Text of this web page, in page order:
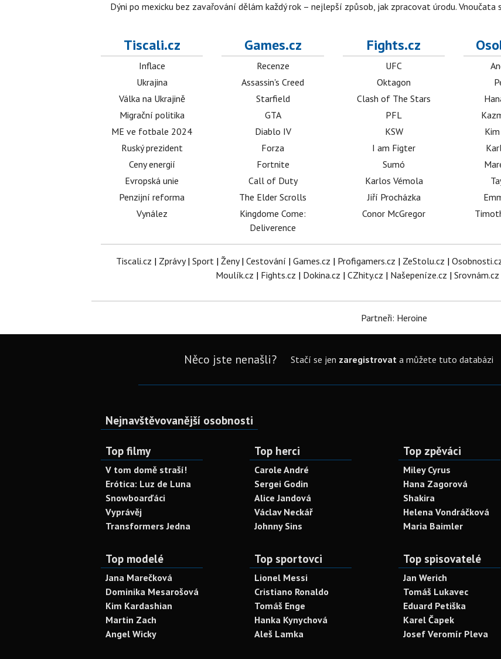
Dýni po mexicku bez zavařování dělám každý rok – nejlepší způsob, jak zpracovat úrodu. Vnoučata
Tiscali.cz
Inflace
Ukrajina
Válka na Ukrajině
Migrační politika
ME ve fotbale 2024
Ruský prezident
Ceny energií
Evropská unie
Penzijní reforma
Vynález
Games.cz
Recenze
Assassin's Creed
Starfield
GTA
Diablo IV
Forza
Fortnite
Call of Duty
The Elder Scrolls
Kingdome Come:
Deliverence
Fights.cz
UFC
Oktagon
Clash of The Stars
PFL
KSW
I am Figter
Sumó
Karlos Vémola
Jiří Procházka
Conor McGregor
Tiscali.cz | Zprávy| Sport| Ženy| Cestování | Games.cz | Profigamers.cz | ZeStolu.cz |
Moulík.cz | Fights.cz | Dokina.cz | CZhity.cz | Našepeníze.cz | Srovnám.cz
Partneři: Heroine
Něco jste nenašli? Stačí se jen zaregistrovata můžete tuto databázi
Nejnavštěvovanější osobnosti
Top filmy
V tom domě straší!
Erótica: Luz de Luna
Snowboarďáci
Vyprávěj
Transformers Jedna
Top herci
Carole André
Sergei Godin
Alice Jandová
Václav Neckář
Johnny Sins
Top zpěváci
Miley Cyrus
Hana Zagorová
Shakira
Helena Vondráčková
Maria Baimler
Top modelé
Jana Marečková
Dominika Mesarošová
Kim Kardashian
Martin Zach
Angel Wicky
Top sportovci
Lionel Messi
Cristiano Ronaldo
Tomáš Enge
Hanka Kynychová
Aleš Lamka
Top spisovatelé
Jan Werich
Tomáš Lukavec
Eduard Petiška
Karel Čapek
Josef Veromír Pleva